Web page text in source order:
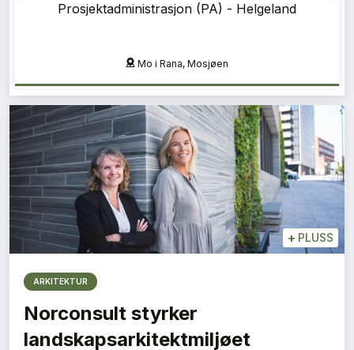
Erfaren prosjekteringsleder
Oslo
+ PLUSS
ARKITEKTUR
Norconsult styrker
landskapsarkitektmiljøet